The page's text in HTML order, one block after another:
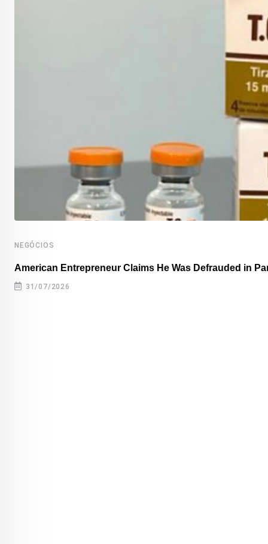
NEGÓCIOS
American Entrepreneur Claims He Was Defrauded in
31/07/2026